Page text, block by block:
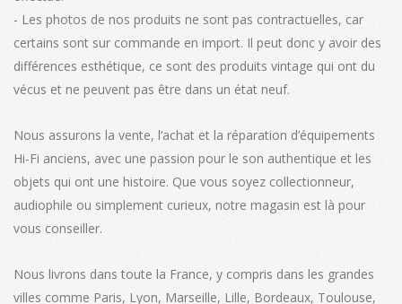
- Les photos de nos produits ne sont pas contractuelles, car
certains sont sur commande en import. Il peut donc y avoir des
différences esthétique, ce sont des produits vintage qui ont du
vécus et ne peuvent pas être dans un état neuf.
Nous assurons la vente, l’achat et la réparation d’équipements
Hi-Fi anciens, avec une passion pour le son authentique et les
objets qui ont une histoire. Que vous soyez collectionneur,
audiophile ou simplement curieux, notre magasin est là pour
vous conseiller.
Nous livrons dans toute la France, y compris dans les grandes
villes comme Paris, Lyon, Marseille, Lille, Bordeaux, Toulouse,